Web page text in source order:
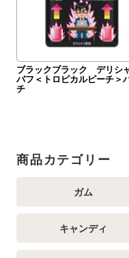
ブラックブラック デリシ
バフ＜トロピカルピーチ＞
チ
商品カテゴリー
ガム
キャンディ